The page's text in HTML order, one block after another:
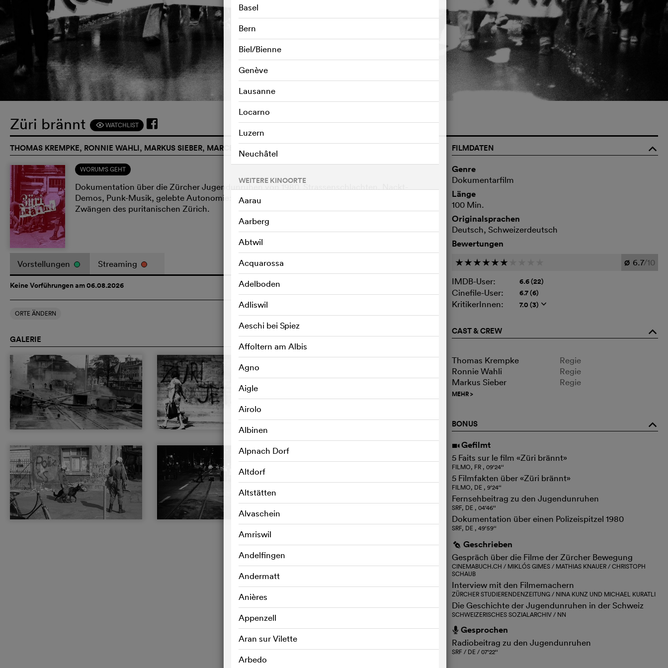
eTRAILER ABSPIELEN
Züri brännt F WATCHLIST
THOMAS KREMPKE, RONNIE WAHLI, MARKUS SIEBER, MARCEL MÜLLER, PATRIZIA LOGGIA , SCHWEIZ, 1981
WORUM'S GEHT
Dokumentation über die Zürcher Jugendunruhen von 1980. Strassenschlachten, Nackt-
Demos, Punk-Musik, gelebte Autonomie: Die Zürcher Bewegung sagte sich los von den
Zwängen des puritanischen Zürich.
Vorstellungen Streaming
Keine Vorführungen am 06.08.2026
ORTE ÄNDERN
Basel
Bern
Biel/Bienne
Genève
Lausanne
Locarno
Luzern
Neuchâtel
WEITERE KINOORTE
Aarau
Aarberg
Abtwil
Acquarossa
Adelboden
Adliswil
Aeschi bei Spiez
Affoltern am Albis
Agno
Aigle
Airolo
Albinen
Alpnach Dorf
Altdorf
Altstätten
Alvaschein
Amriswil
Andelfingen
Andermatt
Anières
Appenzell
Aran sur Vilette
Arbedo
GALERIE o
FILMDATEN
o
Genre
Dokumentarfilm
Länge
100 Min.
Originalsprachen
Deutsch, Schweizerdeutsch
Bewertungen
c c c c c c Ø 6.7/10
IMDB-User:
6.6 (22)
Cinefile-User: 6.7 (6)
KritikerInnen: 7.0 (3) q
CAST & CREW o
Thomas Krempke
Regie
Ronnie Wahli
Regie
Markus Sieber
Regie
MEHR>
BONUS o
i Gefilmt
5 Faits sur le film «Züri brännt»
FILMO, FR , 09‘24‘‘
5 Filmfakten über «Züri brännt»
FILMO, DE , 9‘24‘‘
Fernsehbeitrag zu den Jugendunruhen
SRF, DE , 04‘46‘‘
Dokumentation über einen Polizeispitzel 1980
SRF, DE , 49‘59‘‘
g Geschrieben
Gespräch über die Filme der Zürcher Bewegung
CINEMABUCH.CH / MIKLÓS GIMES / MATHIAS KNAUER / CHRISTOPH
SCHAUB
Interview mit den Filmemachern
ZÜRCHER STUDIERENDENZEITUNG / NINA KUNZ UND MICHAEL KURATLI
Die Geschichte der Jugendunruhen in der Schweiz
SCHWEIZERISCHES SOZIALARCHIV / NN
h Gesprochen
Radiobeitrag zu den Jugendunruhen
SRF / DE / 07‘22‘‘